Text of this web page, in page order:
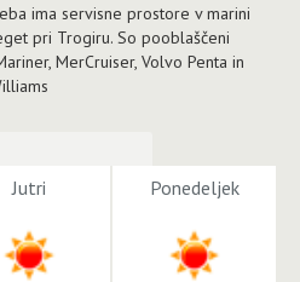
ima servisne prostore v marini
pri Trogiru. So pooblaščeni
MerCruiser, Volvo Penta in
Jutri Ponedeljek